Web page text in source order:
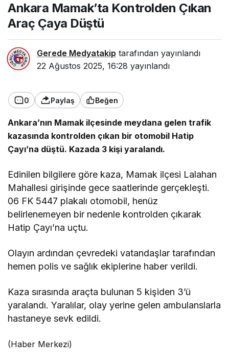
Düştü
Ankara Mamak’ta Kontrolden Çıkan
Araç Çaya Düştü
Gerede Medyatakip tarafından yayınlandı
22 Ağustos 2025, 16:28 yayınlandı
0 Paylaş Beğen
Ankara’nın Mamak ilçesinde meydana gelen trafik
kazasında kontrolden çıkan bir otomobil Hatip
Çayı’na düştü. Kazada 3 kişi yaralandı.
Edinilen bilgilere göre kaza, Mamak ilçesi Lalahan
Mahallesi girişinde gece saatlerinde gerçekleşti.
06 FK 5447 plakalı otomobil, henüz
belirlenemeyen bir nedenle kontrolden çıkarak
Hatip Çayı’na uçtu.
Olayın ardından çevredeki vatandaşlar tarafından
hemen polis ve sağlık ekiplerine haber verildi.
Kaza sırasında araçta bulunan 5 kişiden 3’ü
yaralandı. Yaralılar, olay yerine gelen ambulanslarla
hastaneye sevk edildi.
(Haber Merkezi)